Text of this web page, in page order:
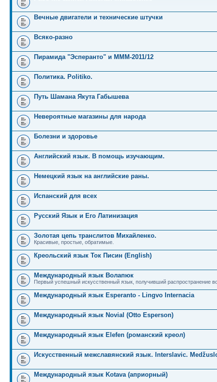
Вечные двигатели и технические штучки
Всяко-разно
Пирамида "Эсперанто" и MMM-2011/12
Политика. Politiko.
Путь Шамана Якута Габышева
Невероятные магазины для народа
Болезни и здоровье
Английский язык. В помощь изучающим.
Немецкий язык на английские раны.
Испанский для всех
Русский Язык и Его Латинизация
Золотая цепь транслитов Михайленко.
Красивые, простые, обратимые.
Креольский язык Ток Писин (English)
Международный язык Волапюк
Первый успешный искусственный язык, получивший распространение
Международный язык Esperanto - Lingvo Internacia
Международный язык Novial (Otto Esperson)
Международный язык Elefen (романский креол)
Искусственный межславянский язык. Interslavic.
Международный язык Kotava (априорный)